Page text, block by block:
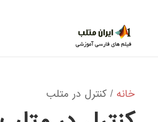
خانه / کنترل در متلب